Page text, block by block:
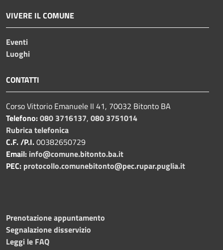
VIVERE IL COMUNE
Eventi
Luoghi
CONTATTI
Corso Vittorio Emanuele II 41, 70032 Bitonto BA
Telefono:080 3716137, 080 3751014
Rubrica telefonica
C.F. /P.I.00382650729
Email: info@comune.bitonto.ba.it
PEC: protocollo.comunebitonto@pec.rupar.puglia.it
Prenotazione appuntamento
Segnalazione disservizio
Leggi le FAQ